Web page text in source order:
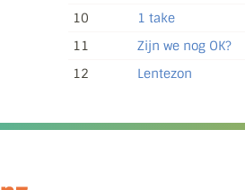
10
1 take
11
Zijn we nog OK?
12
Lentezon